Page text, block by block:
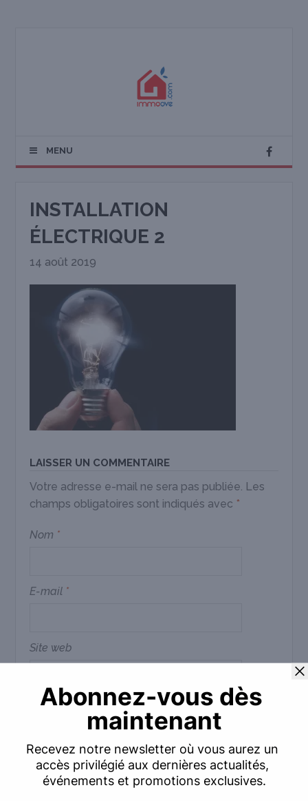
MENU
INSTALLATION
ÉLECTRIQUE 2
14 août 2019
LAISSER UN COMMENTAIRE
Votre adresse e-mail ne sera pas publiée. Les
champs obligatoires sont indiqués avec *
Nom *
E-mail *
Site web
Commentaire*